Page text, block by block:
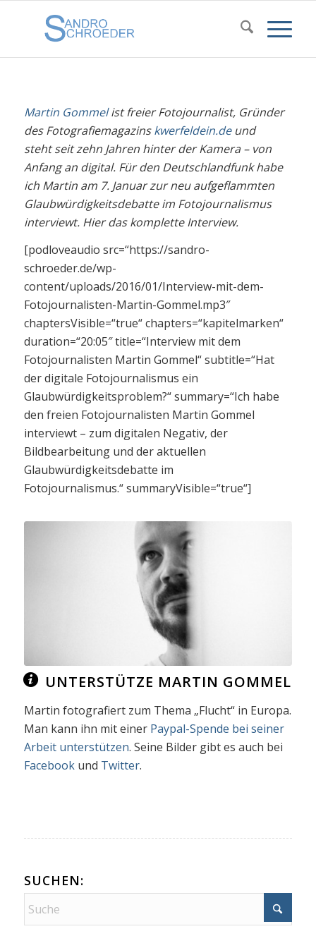
Martin Gommelist freier Fotojournalist, Gründer
des Fotografiemagazinskwerfeldein.deund
steht seit zehn Jahren hinter der Kamera – von
Anfang an digital. Für den Deutschlandfunk habe
ich Martin am 7. Januar zur neu aufgeflammten
Glaubwürdigkeitsdebatte im Fotojournalismus
interviewt. Hier das komplette Interview.
[podloveaudio src=“https://sandro-
schroeder.de/wp-
content/uploads/2016/01/Interview-mit-dem-
Fotojournalisten-Martin-Gommel.mp3″
chaptersVisible=“true“ chapters=“kapitelmarken“
duration=“20:05″ title=“Interview mit dem
Fotojournalisten Martin Gommel“ subtitle=“Hat
der digitale Fotojournalismus ein
Glaubwürdigkeitsproblem?“ summary=“Ich habe
den freien Fotojournalisten Martin Gommel
interviewt – zum digitalen Negativ, der
Bildbearbeitung und der aktuellen
Glaubwürdigkeitsdebatte im
Fotojournalismus.“ summaryVisible=“true“]
UNTERSTÜTZE MARTIN GOMMEL
Martin fotografiert zum Thema „Flucht“ in Europa.
Man kann ihn mit einer Paypal-Spende bei seiner
Arbeit unterstützen. Seine Bilder gibt es auch bei
Facebookund Twitter.
SUCHEN: